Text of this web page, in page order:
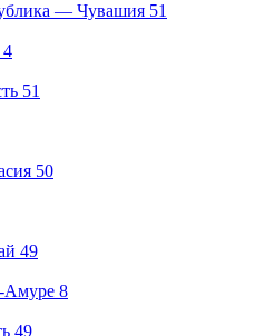
— Чувашия 51
4
51
50
49
Амуре 8
49